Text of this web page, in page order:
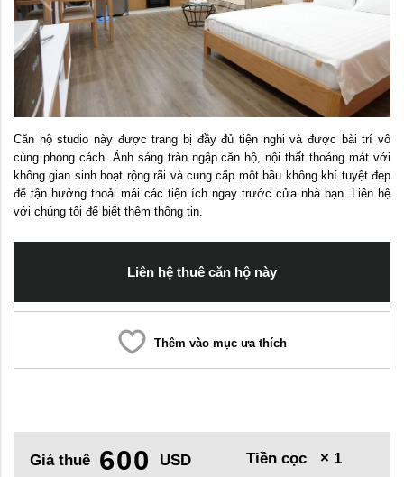
Căn hộ studio này được trang bị đầy đủ tiện nghi và được bài trí vô
cùng phong cách. Ánh sáng tràn ngập căn hộ, nội thất thoáng mát với
không gian sinh hoạt rộng rãi và cung cấp một bầu không khí tuyệt đẹp
để tận hưởng thoải mái các tiện ích ngay trước cửa nhà bạn. Liên hệ
với chúng tôi để biết thêm thông tin.
Liên hệ thuê căn hộ này
Thêm vào mục ưa thích
Giá thuê 600 USD Tiền cọc × 1